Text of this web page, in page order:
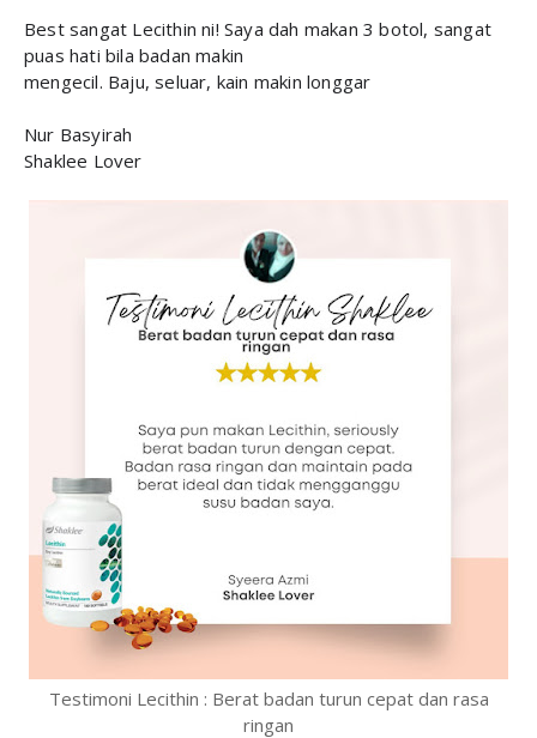
Best sangat Lecithin ni! Saya dah makan 3 botol, sangat
puas hati bila badan makin
mengecil. Baju, seluar, kain makin longgar
Nur Basyirah
Shaklee Lover
Testimoni Lecithin : Berat badan turun cepat dan rasa
ringan